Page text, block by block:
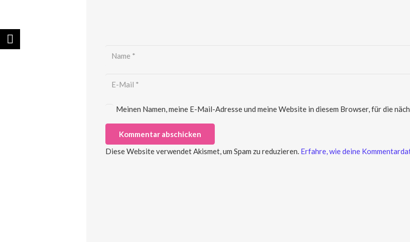
Meinen Namen, meine E-Mail-Adresse und meine Website in diesem Browser, für die
Kommentar abschicken
Diese Website verwendet Akismet, um Spam zu reduzieren. Erfahre, wie deine